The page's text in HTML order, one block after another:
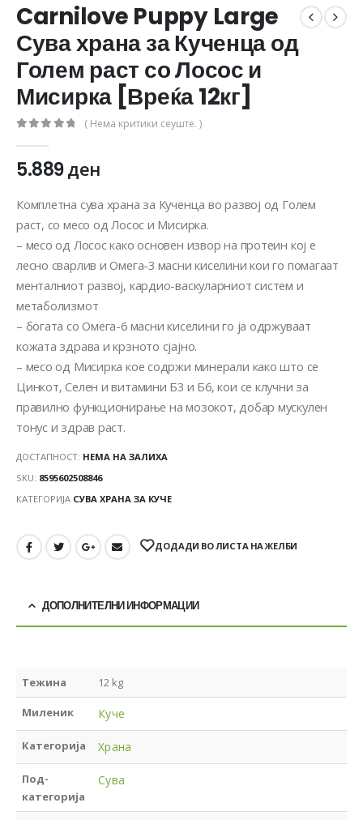
Carnilove Puppy Large
Сува храна за Кученца од
Голем раст со Лосос и
Мисирка [Вреќа 12кг]
( Нема критики сеуште. )
5.889ден
Комплетна сува храна за Кученца во развој од Голем
раст, со месо од Лосос и Мисирка.
– месо од Лосос како основен извор на протеин кој е
лесно сварлив и Омега-3 масни киселини кои го помагаат
менталниот развој, кардио-васкуларниот систем и
метаболизмот
– богата со Омега-6 масни киселини го ја одржуваат
кожата здрава и крзното сјајно.
– месо од Мисирка кое содржи минерали како што се
Цинкот, Селен и витамини Б3 и Б6, кои се клучни за
правилно функционирање на мозокот, добар мускулен
тонус и здрав раст.
ДОСТАПНОСТ: НЕМА НА ЗАЛИХА
SKU: 8595602508846
КАТЕГОРИЈА СУВА ХРАНА ЗА КУЧЕ
ДОДАДИ ВО ЛИСТА НА ЖЕЛБИ
ДОПОЛНИТЕЛНИ ИНФОРМАЦИИ
Тежина 12 kg
Миленик Куче
Категорија Храна
Под-
категорија
Сува